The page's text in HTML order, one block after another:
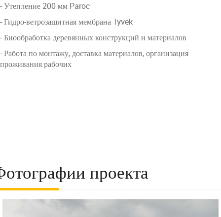
- Утепление 200 мм Paroc
- Гидро-ветрозашитная мембрана Tyvek
- Биообработка деревянных конструкций и материалов
- Работа по монтажу, доставка материалов, организация
проживания рабочих
проекта